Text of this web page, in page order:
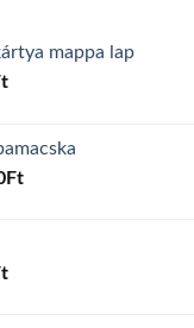
mappa lap
Current
150Ft.
FtCurrent
Current